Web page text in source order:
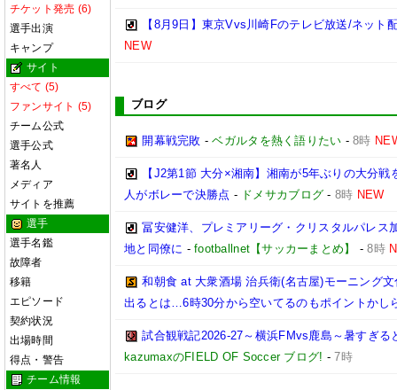
チケット発売 (6)
選手出演
キャンプ
サイト
すべて (5)
ファンサイト (5)
チーム公式
選手公式
著名人
メディア
サイトを推薦
選手
選手名鑑
故障者
移籍
エピソード
契約状況
出場時間
得点・警告
チーム情報
【8月9日】東京Vvs川崎Fのテレビ放送/ネット
NEW
ブログ
開幕戦完敗 -ベガルタを熱く語りたい -8時
【J2第1節 大分×湘南】湘南が5年ぶりの大分
人がボレーで決勝点 - ドメサカブログ - 8時 NEW
冨安健洋、プレミアリーグ・クリスタルパレ
地と同僚に -footballnet【サッカーまとめ】 -8時
和朝食 at 大衆酒場 治兵衛(名古屋)モーニング
出るとは…6時30分から空いてるのもポイントかし
試合観戦記2026-27～横浜FMvs鹿島～暑すぎ
kazumaxのFIELD OF Soccer ブログ! -7時